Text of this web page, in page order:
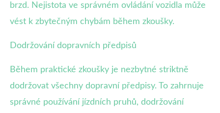
brzd. Nejistota ve správném ovládání vozidla může
vést k zbytečným chybám během zkoušky.
Dodržování dopravních předpisů
Během praktické zkoušky je nezbytné striktně
dodržovat všechny dopravní předpisy. To zahrnuje
správné používání jízdních pruhů, dodržování